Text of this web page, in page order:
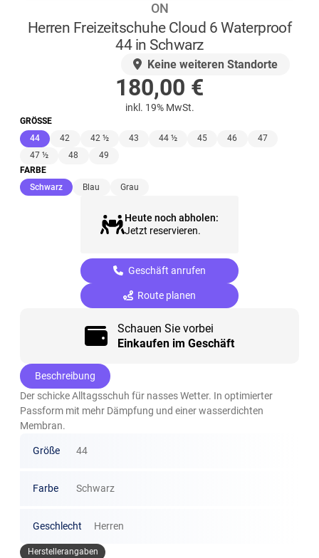
ON
Herren Freizeitschuhe Cloud 6 Waterproof
44 in Schwarz
Keine weiteren Standorte
180,00 €
inkl. 19% MwSt.
GRÖSSE
44(ausgewählt)
42 42 ½ 43 44 ½ 45 46
47
47 ½
48
49
FARBE
Schwarz(ausgewählt)
Blau Grau
Heute noch abholen:
Jetzt reservieren.
Geschäft anrufen
Route planen
Schauen Sie vorbei
Einkaufen im Geschäft
Beschreibung
Der schicke Alltagsschuh für nasses Wetter. In optimierter
Passform mit mehr Dämpfung und einer wasserdichten
Membran.
Größe 44
Farbe Schwarz
Geschlecht Herren
Herstellerangaben